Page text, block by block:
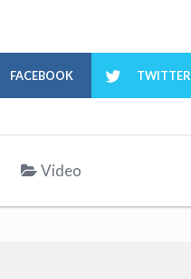
FACEBOOK TWITTER
Video